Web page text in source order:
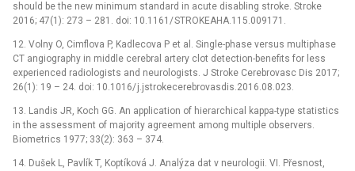
should be the new minimum standard in acute disabl­­ing stroke. Stroke
2016; 47(1): 273 –⁠ 281. doi: 10.1161/ STROKEAHA.115.009171.
12. Volny O, Cimflova P, Kadlecova P et al. Single-phase versus multiphase
CT angiography in middle cerebral artery clot detection-benefits for less
experienced radiologists and neurologists. J Stroke Cerebrovasc Dis 2017;
26(1): 19 –⁠ 24. doi: 10.1016/ j.jstrokecerebrovasdis.2016.08.023.
13. Landis JR, Koch GG. An application of hierarchical kappa-type statistics
in the as­ses­sment of majority agreement among multiple observers.
Biometrics 1977; 33(2): 363 –⁠ 374.
14. Dušek L, Pavlík T, Koptíková J. Analýza dat v neurologii. VI. Přesnost,